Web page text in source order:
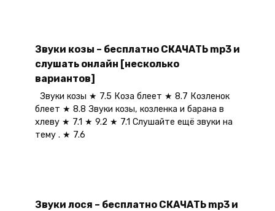
Звуки козы – бесплатно СКАЧАТЬ mp3 и
слушать онлайн [несколько
вариантов]
Звуки козы ★ 7.5 Коза блеет ★ 8.7 Козленок
блеет ★ 8.8 Звуки козы, козленка и барана в
хлеву ★ 7.1 ★ 9.2 ★ 7.1 Слушайте ещё звуки на
тему . ★ 7.6
Звуки лося – бесплатно СКАЧАТЬ mp3 и